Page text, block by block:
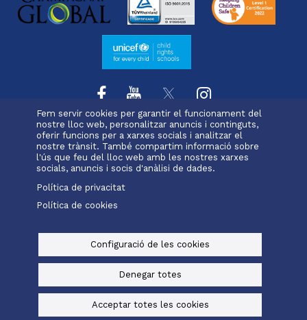
Fem servir cookies per garantir el funcionament del
nostre lloc web, personalitzar anuncis i continguts,
oferir funcions per a xarxes socials i analitzar el
nostre trànsit. També compartim informació sobre
l'ús que feu del lloc web amb les nostres xarxes
socials, anuncis i socis d'anàlisi de dades.
Política de privacitat
Política de cookies
Configuració de les cookies
Denegar totes
Acceptar totes les cookies
Menu
footer
ravell
L'escola Projecte educatiu
Oferta educativa
Serveis i extraescolars
Pastoral Matrícula
Alexia
Office 365
Avís legal, política de privacitat i cookies
Baked byDigital Bakers